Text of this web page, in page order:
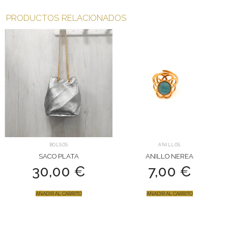
PRODUCTOS RELACIONADOS
BOLSOS
SACO PLATA
30,00 €
AÑADIR AL CARRITO
ANILLOS
ANILLO NEREA
7,00 €
AÑADIR AL CARRITO